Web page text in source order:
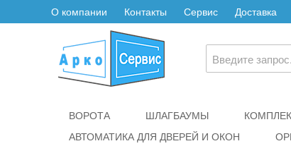
О компании Контакты Сервис Доставка
ВОРОТА ШЛАГБАУМЫ
АВТОМАТИКА ДЛЯ ДВЕРЕЙ И ОКОН